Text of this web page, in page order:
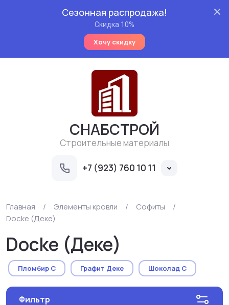
Сезонная распродажа!
Скидка 10%
Хочу скидку
СНАБСТРОЙ
Строительные материалы
+7 (923) 760 10 11
Главная / Элементы кровли / Софиты
/
Docke (Деке)
Docke (Деке)
Пломбир С Графит Деке Шоколад С
Фильтр